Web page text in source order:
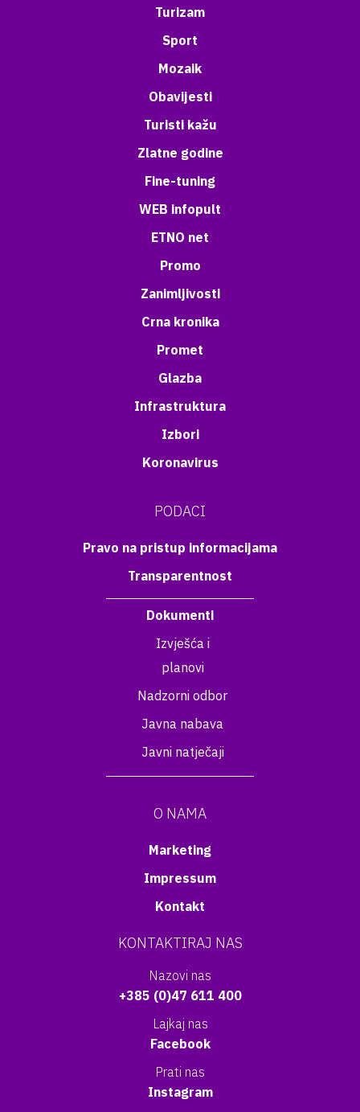
Turizam
Sport
Mozaik
Obavijesti
Turisti kažu
Zlatne godine
Fine-tuning
WEB infopult
ETNO net
Promo
Zanimljivosti
Crna kronika
Promet
Glazba
Infrastruktura
Izbori
Koronavirus
PODACI
Pravo na pristup informacijama
Transparentnost
Dokumenti
Izvješća i
planovi
Nadzorni odbor
Javna nabava
Javni natječaji
O NAMA
Marketing
Impressum
Kontakt
KONTAKTIRAJ NAS
Nazovi nas
+385 (0)47 611 400
Lajkaj nas
Facebook
Prati nas
Instagram